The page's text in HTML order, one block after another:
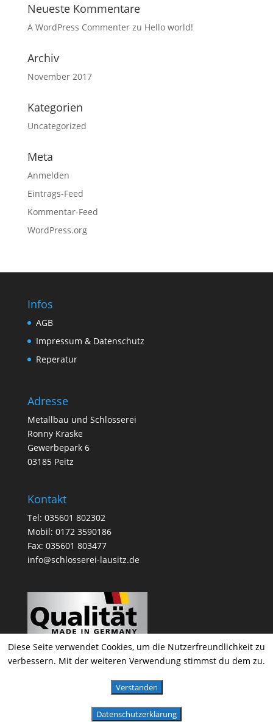
Neueste Kommentare
A WordPress Commenterzu Hello world!
Archiv
November 2017
Kategorien
Uncategorized
Meta
Anmelden
Eintrags-Feed
Kommentar-Feed
WordPress.org
Infos
AGB
Impressum & Datenschutz
Reperatur
Adresse
Metallbau und Schlosserei
Ronny Kraske
Gewerbepark 6
03185 Peitz
Kontakt
Tel: 035601 802302
Mobil: 0172 3590186
Fax: 035601 803477
info@schlosserei-lausitz.de
Metallbau & Schlosserei Kraske 2020
Diese Seite verwendet Cookies, um die Nutzerfreundlichkeit zu
verbessern. Mit der weiteren Verwendung stimmst du dem zu.
Verstanden
Datenschutzerklärung